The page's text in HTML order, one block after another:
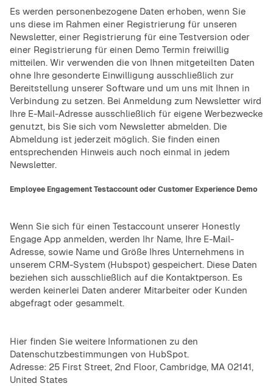
Es werden personenbezogene Daten erhoben, wenn Sie
uns diese im Rahmen einer Registrierung für unseren
Newsletter, einer Registrierung für eine Testversion oder
einer Registrierung für einen Demo Termin freiwillig
mitteilen. Wir verwenden die von Ihnen mitgeteilten Daten
ohne Ihre gesonderte Einwilligung ausschließlich zur
Bereitstellung unserer Software und um uns mit Ihnen in
Verbindung zu setzen. Bei Anmeldung zum Newsletter wird
Ihre E-Mail-Adresse ausschließlich für eigene Werbezwecke
genutzt, bis Sie sich vom Newsletter abmelden. Die
Abmeldung ist jederzeit möglich. Sie finden einen
entsprechenden Hinweis auch noch einmal in jedem
Newsletter.
Employee Engagement Testaccount oder Customer Experience Demo
Wenn Sie sich für einen Testaccount unserer Honestly
Engage App anmelden, werden Ihr Name, Ihre E-Mail-
Adresse, sowie Name und Größe Ihres Unternehmens in
unserem CRM-System (Hubspot) gespeichert. Diese Daten
beziehen sich ausschließlich auf die Kontaktperson. Es
werden keinerlei Daten anderer Mitarbeiter oder Kunden
abgefragt oder gesammelt.
Hier finden Sie weitere Informationen zu den
Datenschutzbestimmungen von HubSpot.
Adresse: 25 First Street, 2nd Floor, Cambridge, MA 02141,
United States